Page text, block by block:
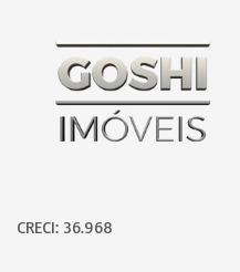
Página inicial
CRECI: 36.968